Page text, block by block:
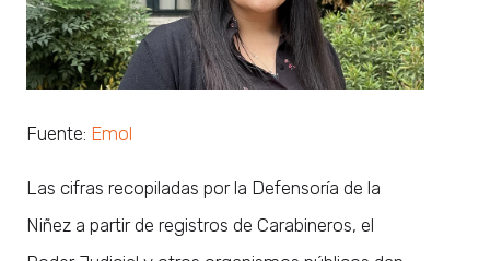
Fuente: Emol
Las cifras recopiladas por la Defensoría de la
Niñez a partir de registros de Carabineros, el